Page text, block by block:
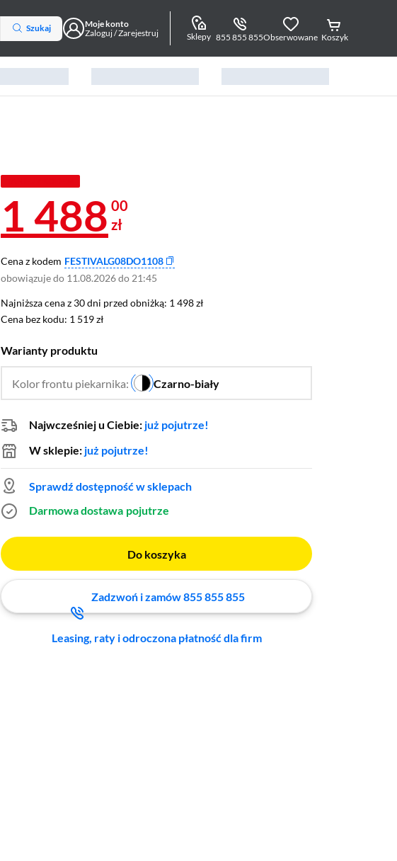
Szukaj
Moje konto
Zaloguj / Zarejestruj
Sklepy 855 855 855Obserwowane Koszyk
1 488 00
zł
Cena z kodem FESTIVALG08DO1108
obowiązuje do 11.08.2026 do 21:45
Najniższa cena z 30 dni przed obniżką: 1 498 zł
Najniższa cena z 30 dni przed obniżką: 1 498 zł
Cena bez kodu: 1 519 zł
Cena bez kodu: 1 519 zł
Warianty produktu
Kolor frontu piekarnika: Czarno-biały
…
Najwcześniej u Ciebie: już pojutrze!
W sklepie: już pojutrze!
Sprawdź dostępność w sklepach
Darmowa dostawa pojutrze
Do koszyka
Zadzwoń i zamów 855 855 855
Leasing, raty i odroczona płatność dla firm